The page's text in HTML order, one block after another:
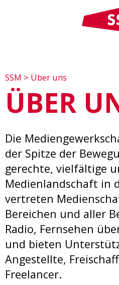
SSM > Über uns
ÜBER
Die
der Spitze der
gerechte, vielfältige
Medienlandschaft in
vertreten
Bereichen und aller
Radio, Fernsehen
und bieten
Angestellte,
Freelancer.